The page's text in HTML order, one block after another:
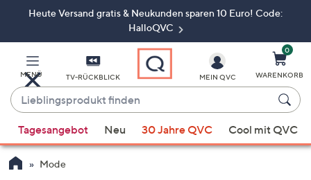
ZumHeute Versand gratis & Neukunden sparen 10 Euro! Code:
HalloQVC
MENÜ TV-RÜCKBLICK
Lieblingsprodukt
finden
Vorschläge
verfügbar
sind,
MEIN QVC
0
WARENKORB
Tagesangebot Neu 30 Jahre QVC Cool mit QVC
Mode